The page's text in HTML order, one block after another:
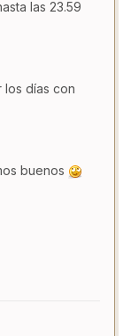
las 23.59
los días con
buenos